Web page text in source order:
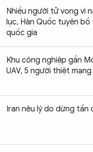
Nhiều người tử vong vì
lục, Hàn Quốc tuyên bố
quốc gia
Khu công nghiệp gần
UAV, 5 người thiệt mạng
Iran nêu lý do dừng tấn